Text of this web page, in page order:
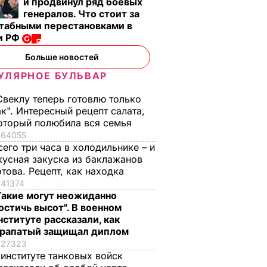
генералов. Что стоит за
перестановками в
РФ
Больше новостей
БУЛЬВАР
теперь готовлю только
Интересный рецепт салата,
полюбила вся семья
64055
три часа в холодильнике – и
закуска из баклажанов
Рецепт, как находка
41374
могут неожиданно
высот". В военном
рассказали, как
защищал диплом
27323
танковых войск